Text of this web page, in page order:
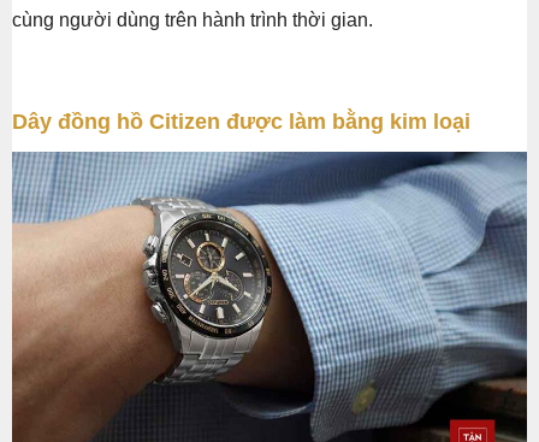
cùng người dùng trên hành trình thời gian.
Dây đồng hồ Citizen được làm bằng kim loại